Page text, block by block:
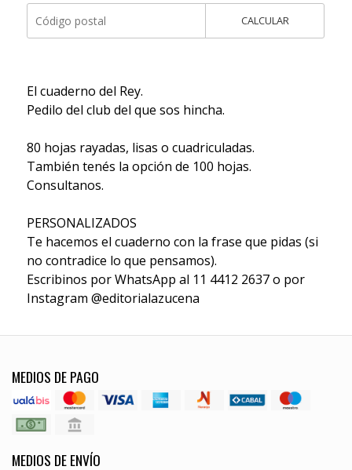
CALCULAR
El cuaderno del Rey.
Pedilo del club del que sos hincha.
80 hojas rayadas, lisas o cuadriculadas.
También tenés la opción de 100 hojas.
Consultanos.
PERSONALIZADOS
Te hacemos el cuaderno con la frase que pidas (si
no contradice lo que pensamos).
Escribinos por WhatsApp al 11 4412 2637 o por
Instagram @editorialazucena
MEDIOS DE PAGO
MEDIOS DE ENVÍO